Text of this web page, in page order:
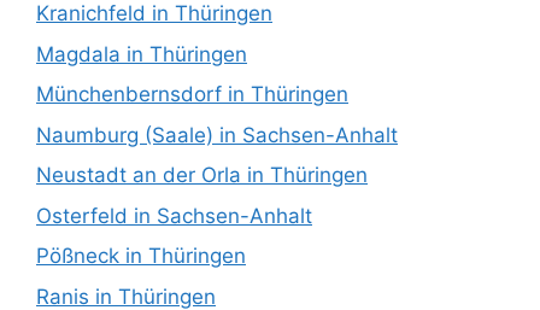
Kranichfeld in Thüringen
Magdala in Thüringen
Münchenbernsdorf in Thüringen
Naumburg (Saale) in Sachsen-Anhalt
Neustadt an der Orla in Thüringen
Osterfeld in Sachsen-Anhalt
Pößneck in Thüringen
Ranis in Thüringen